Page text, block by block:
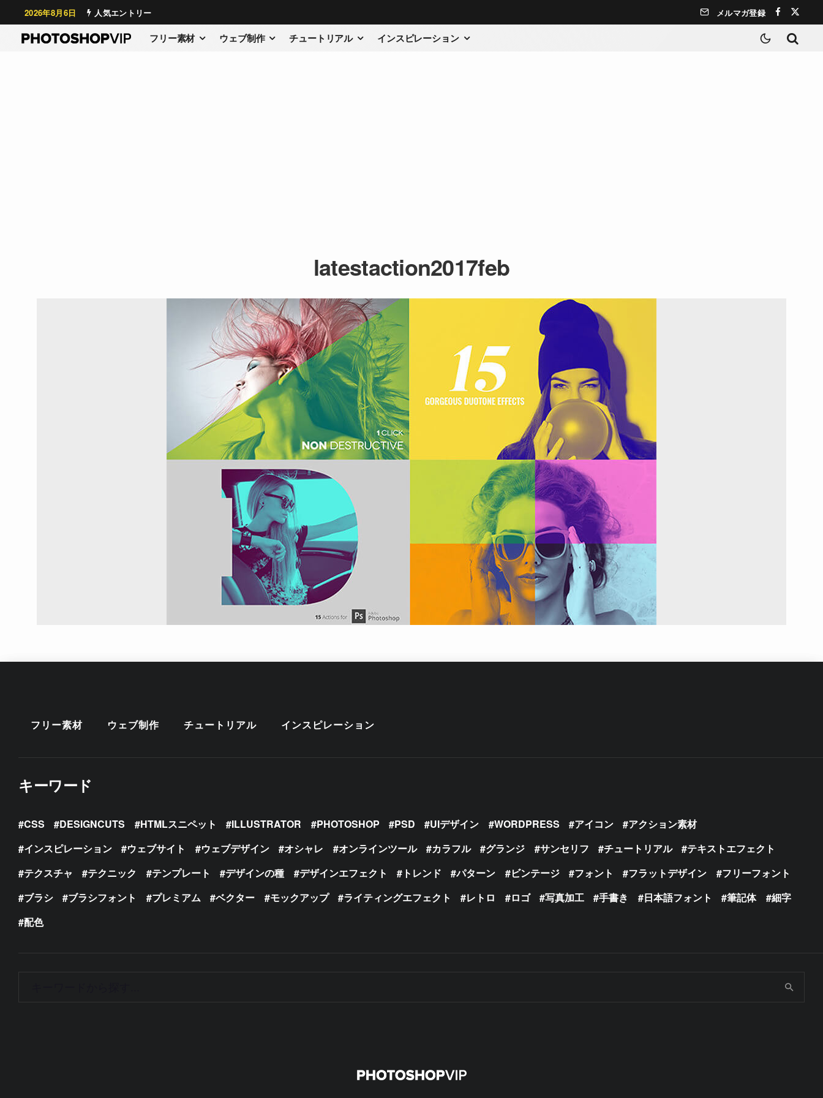
2026年8月6日 人気エントリー メルマガ登録
フリー素材 ウェブ制作 チュートリアル インスピレーション
latestaction2017feb
フリー素材 ウェブ制作 チュートリアル インスピレーション
キーワード
CSS DESIGNCUTS HTMLスニペット ILLUSTRATOR PHOTOSHOP PSD UIデザイン WORDPRESS アイコン
アクション素材
インスピレーション
ウェブサイト ウェブデザイン オシャレ オンラインツール カラフル グランジ サンセリフ チュートリアル
テキストエフェクト
テクスチャ
テクニック テンプレート デザインの種 デザインエフェクト トレンド パターン ビンテージ フォント フラットデザイン
フリーフォント
ブラシ
ブラシフォント プレミアム ベクター モックアップ ライティングエフェクト レトロ ロゴ 写真加工 手書き 日本語フォント 筆記体
細字
配色